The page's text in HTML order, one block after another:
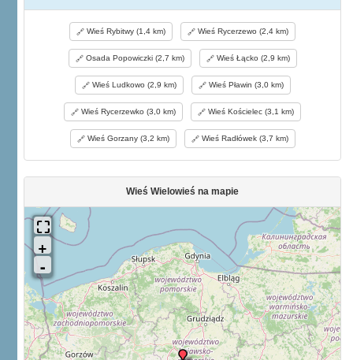
Wieś Rybitwy (1,4 km) Wieś Rycerzewo (2,4 km)
Osada Popowiczki (2,7 km) Wieś Łącko (2,9 km)
Wieś Ludkowo (2,9 km) Wieś Pławin (3,0 km)
Wieś Rycerzewko (3,0 km) Wieś Kościelec (3,1 km)
Wieś Gorzany (3,2 km) Wieś Radłówek (3,7 km)
Wieś Wielowieś na mapie